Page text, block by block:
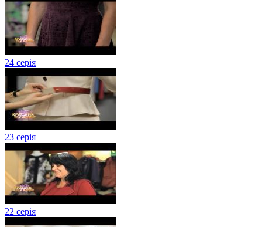
24 серія
23 серія
22 серія